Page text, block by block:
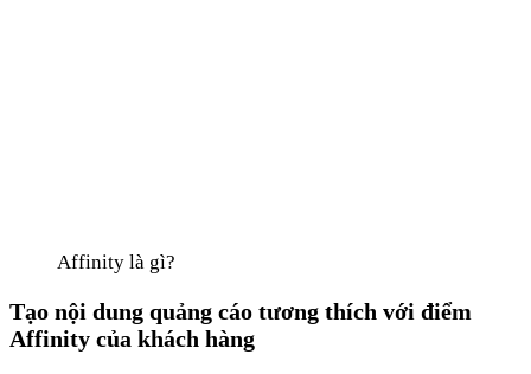
Affinity là gì?
Tạo nội dung quảng cáo tương thích với điểm
Affinity của khách hàng